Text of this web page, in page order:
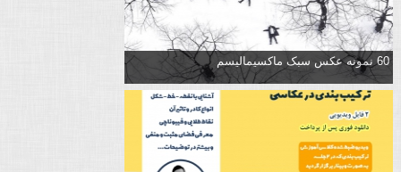
60 نمونه عکس سبک ماکسیمالیسم